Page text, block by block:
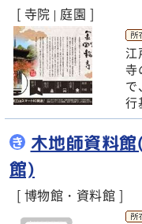
[ 寺院 | 庭園 ]
江
寺
で
行
き 木地師資料
館)
[ 博物館・資料館 ]